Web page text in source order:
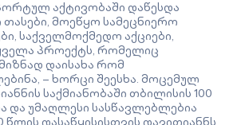
აქტივობაში დაწესდა
მოეწყო სამეცნიერო
საქველმოქმედო აქციები,
პროექტს, რომელიც
დაისახა რომ
– ხორცი შეესხა. მოცემულ
საქმიანობაში თბილისის 100
და უმაღლესი სასწავლებლებია
წლის დასაწყისისთვის დავითიანნს